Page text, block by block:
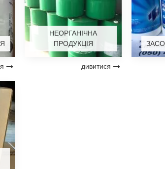
НЕОРГАНІЧНА
ПРОДУКЦІЯ
дивитися